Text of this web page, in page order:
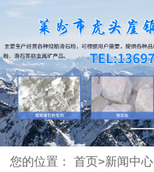
您的位置： 首页>新闻中心